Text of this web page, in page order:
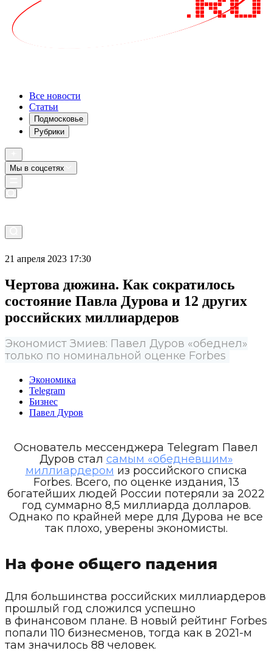
Все новости
Статьи
Подмосковье
Рубрики
Мы в соцсетях
21 апреля 2023 17:30
Чертова дюжина. Как сократилось
состояние Павла Дурова и 12 других
российских миллиардеров
Экономист Змиев: Павел Дуров «обеднел»
только по номинальной оценке Forbes
Экономика
Telegram
Бизнес
Павел Дуров
Основатель мессенджера Telegram Павел
Дуров стал самым «обедневшим»
миллиардером из российского списка
Forbes. Всего, по оценке издания, 13
богатейших людей России потеряли за 2022
год суммарно 8,5 миллиарда долларов.
Однако по крайней мере для Дурова не все
так плохо, уверены экономисты.
На фоне общего падения
Для большинства российских миллиардеров
прошлый год сложился успешно
в финансовом плане. В новый рейтинг Forbes
попали 110 бизнесменов, тогда как в 2021-м
там значилось 88 человек.